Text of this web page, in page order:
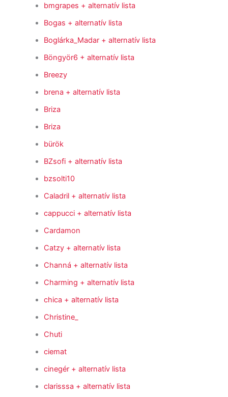
bmgrapes + alternatív lista
Bogas + alternatív lista
Boglárka_Madar + alternatív lista
Böngyör6 + alternatív lista
Breezy
brena + alternatív lista
Briza
Briza
bürök
BZsofi + alternatív lista
bzsolti10
Caladril + alternatív lista
cappucci + alternatív lista
Cardamon
Catzy + alternatív lista
Channá + alternatív lista
Charming + alternatív lista
chica + alternatív lista
Christine_
Chuti
ciemat
cinegér + alternatív lista
clarisssa + alternatív lista